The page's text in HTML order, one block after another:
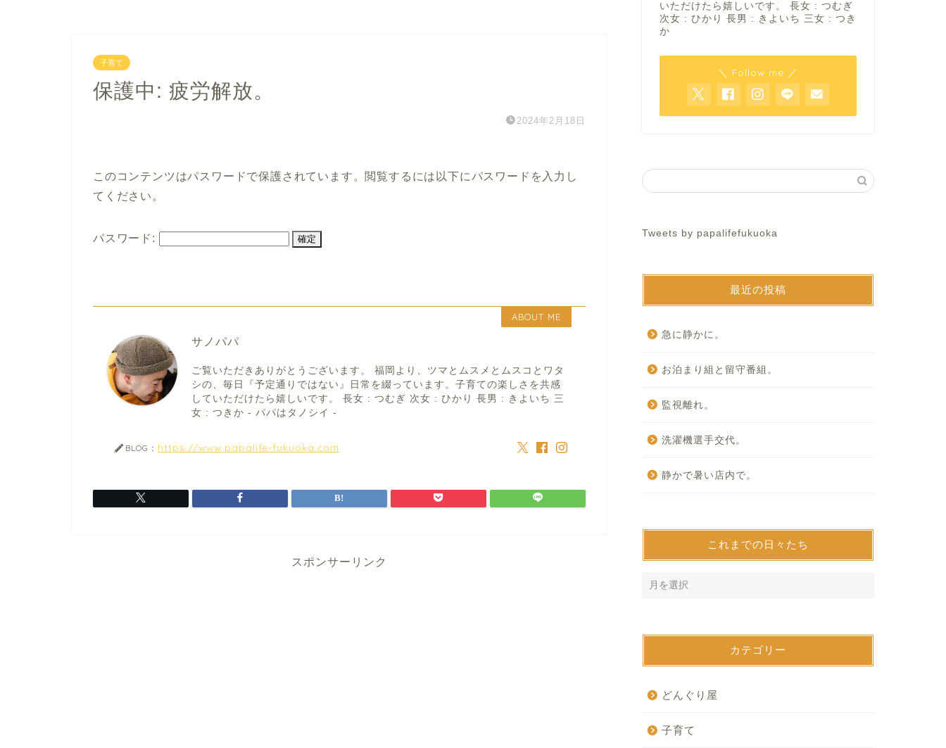
子育て
保護中: 疲労解放。
2024年2月18日
このコンテンツはパスワードで保護されています。閲覧するには以下にパスワードを入力し
てください。
パスワード:
ABOUT ME
サノパパ
ご覧いただきありがとうございます。 福岡より、ツマとムスメとムスコとワタ
シの、毎日『予定通りではない』日常を綴っています。子育ての楽しさを共感
していただけたら嬉しいです。 長女 : つむぎ 次女 : ひかり 長男 : きよいち 三
女 : つきか - パパはタノシイ -
BLOG： https://www.papalife-fukuoka.com
スポンサーリンク
いただけたら嬉しいです。 長女 : つむぎ
次女 : ひかり 長男 : きよいち 三女 : つき
か
＼ Follow me ／
Tweets by papalifefukuoka
最近の投稿
急に静かに。
お泊まり組と留守番組。
監視離れ。
洗濯機選手交代。
静かで暑い店内で。
これまでの日々たち
カテゴリー
どんぐり屋
子育て